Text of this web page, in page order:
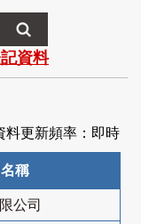
資料
料更新頻率：即時
稱
公司